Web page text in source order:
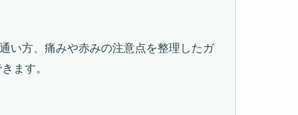
い方、痛みや赤みの注意点を整理したガ
ます。